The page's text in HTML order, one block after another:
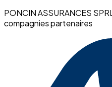
PONCIN ASSURANCES
compagnies partenaires